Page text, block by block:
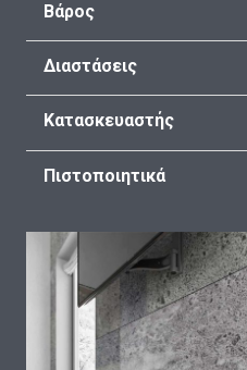
Βάρος
Διαστάσεις
Κατασκευαστής
Πιστοποιητικά